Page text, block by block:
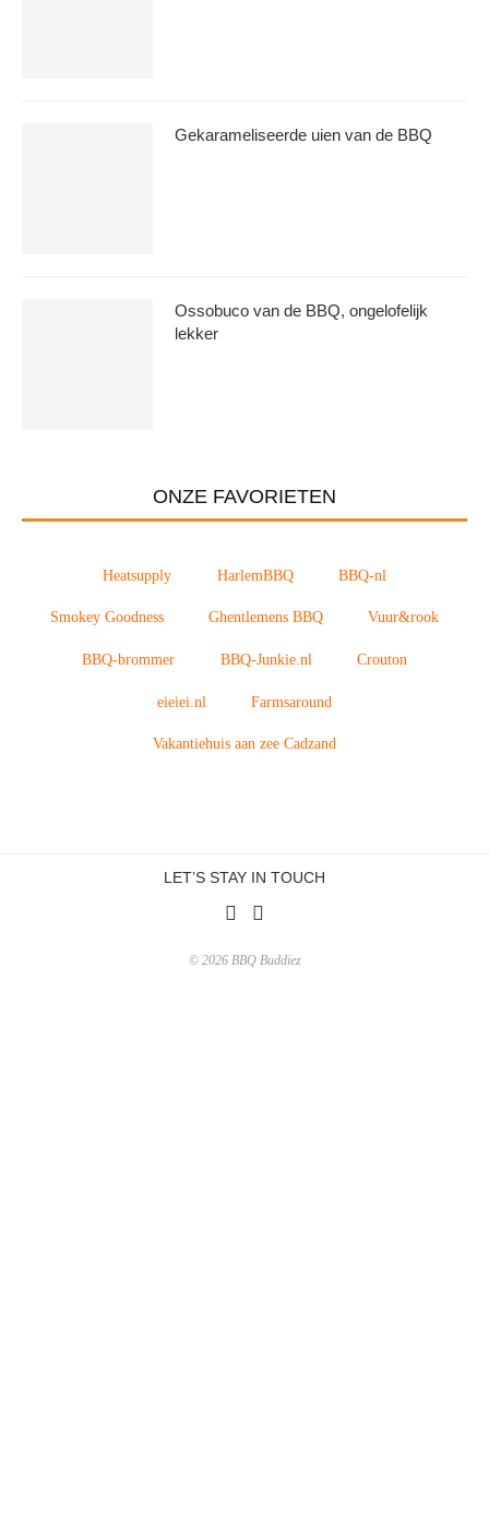
Gekarameliseerde uien van de BBQ
Ossobuco van de BBQ, ongelofelijk
lekker
ONZE FAVORIETEN
Heatsupply HarlemBBQ BBQ-nl
Smokey Goodness Ghentlemens BBQ Vuur&rook
BBQ-brommer BBQ-Junkie.nl Crouton
eieiei.nl Farmsaround
Vakantiehuis aan zee Cadzand
LET’S STAY IN TOUCH
© 2026 BBQ Buddiez